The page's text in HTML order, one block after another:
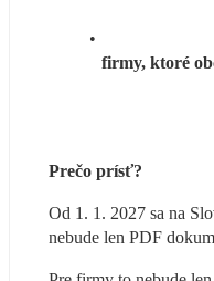
firmy, ktoré
Prečo prísť?
Od 1. 1. 2027 sa na
nebude len PDF